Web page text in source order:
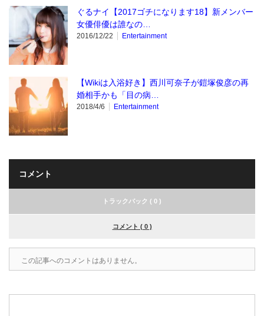
ぐるナイ【2017ゴチになります18】新メンバー
女優俳優は誰なの…
2016/12/22 Entertainment
【Wikiは入浴好き】西川可奈子が鎧塚俊彦の再
婚相手かも「目の病…
2018/4/6 Entertainment
コメント
トラックバック ( 0 )
コメント ( 0 )
この記事へのコメントはありません。